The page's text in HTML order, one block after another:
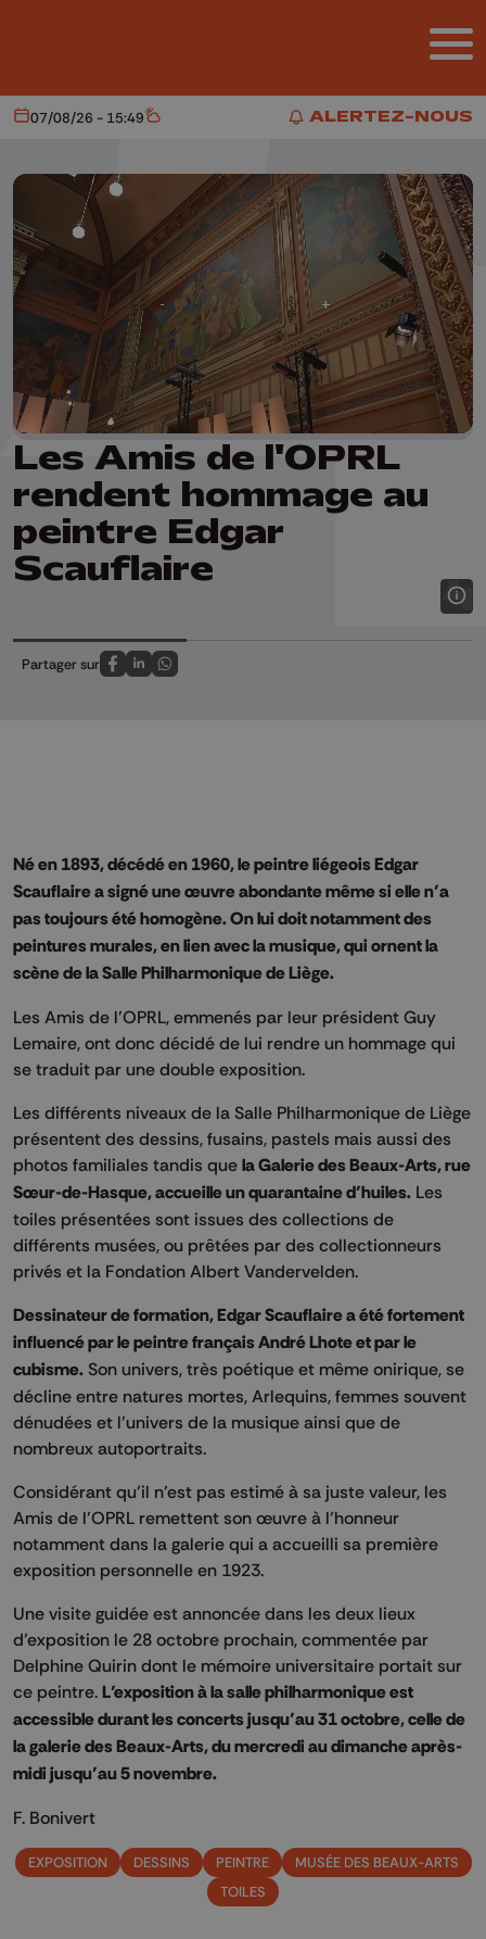
ALERTEZ-NOUS
ALERTEZ-NOUS
Aujourd'hui
07/08/26 - 15:49 Météo
Les Amis de l'OPRL
rendent hommage au
peintre Edgar
Scauflaire
Partager sur
Partagez sur FaceBook
Partagez sur LinkedIn
Partagez sur Whatsapp
Né en 1893, décédé en 1960, le peintre liégeois Edgar
Scauflaire a signé une œuvre abondante même si elle n’a
pas toujours été homogène. On lui doit notamment des
peintures murales, en lien avec la musique, qui ornent la
scène de la Salle Philharmonique de Liège.
Les Amis de l’OPRL, emmenés par leur président Guy
Lemaire, ont donc décidé de lui rendre un hommage qui
se traduit par une double exposition.
Les différents niveaux de la Salle Philharmonique de Liège
présentent des dessins, fusains, pastels mais aussi des
photos familiales tandis que la Galerie des Beaux-Arts, rue
Sœur-de-Hasque, accueille un quarantaine d’huiles. Les
toiles présentées sont issues des collections de
différents musées, ou prêtées par des collectionneurs
privés et la Fondation Albert Vandervelden.
Dessinateur de formation, Edgar Scauflaire a été fortement
influencé par le peintre français André Lhote et par le
cubisme. Son univers, très poétique et même onirique, se
décline entre natures mortes, Arlequins, femmes souvent
dénudées et l’univers de la musique ainsi que de
nombreux autoportraits.
Considérant qu’il n’est pas estimé à sa juste valeur, les
Amis de l’OPRL remettent son œuvre à l’honneur
notamment dans la galerie qui a accueilli sa première
exposition personnelle en 1923.
Une visite guidée est annoncée dans les deux lieux
d’exposition le 28 octobre prochain, commentée par
Delphine Quirin dont le mémoire universitaire portait sur
ce peintre. L’exposition à la salle philharmonique est
accessible durant les concerts jusqu’au 31 octobre, celle de
la galerie des Beaux-Arts, du mercredi au dimanche après-
midi jusqu’au 5 novembre.
F. Bonivert
EXPOSITION DESSINS PEINTRE
MUSÉE DES BEAUX-ARTS
TOILES